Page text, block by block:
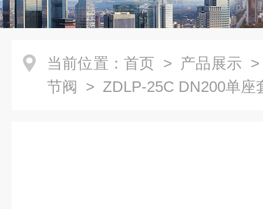
当前位置： 首页 > 产品展示
节阀 > ZDLP-25C DN200单座